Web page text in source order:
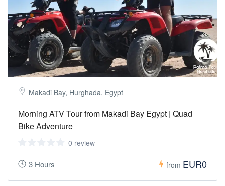
Makadi Bay, Hurghada, Egypt
Morning ATV Tour from Makadi Bay Egypt | Quad
Bike Adventure
0 review
3 Hours from EUR0